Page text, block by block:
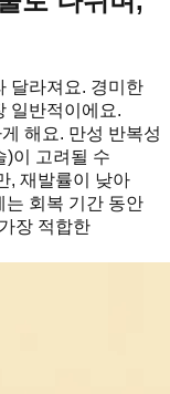
달라져요. 경미한
일반적이에요.
해요. 만성 반복성
)이 고려될 수
, 재발률이 낮아
는 회복 기간 동안
장 적합한